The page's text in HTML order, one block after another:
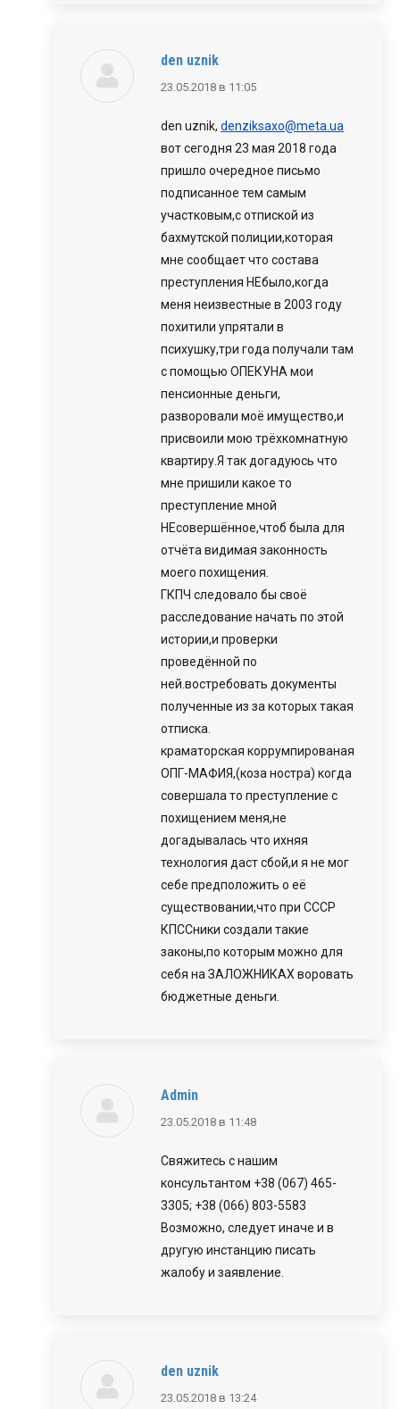
den uznik
говорит:
23.05.2018 в 11:05
den uznik, denziksaxo@meta.ua
вот сегодня 23 мая 2018 года
пришло очередное письмо
подписанное тем самым
участковым,с отпиской из
бахмутской полиции,которая
мне сообщает что состава
преступления НЕбыло,когда
меня неизвестные в 2003 году
похитили упрятали в
психушку,три года получали там
с помощью ОПЕКУНА мои
пенсионные деньги,
разворовали моё имущество,и
присвоили мою трёхкомнатную
квартиру.Я так догадуюсь что
мне пришили какое то
преступление мной
НЕсовершённое,чтоб была для
отчёта видимая законность
моего похищения.
ГКПЧ следовало бы своё
расследование начать по этой
истории,и проверки
проведённой по
ней.востребовать документы
полученные из за которых такая
отписка.
краматорская коррумпированая
ОПГ-МАФИЯ,(коза ностра) когда
совершала то преступление с
похищением меня,не
догадывалась что ихняя
технология даст сбой,и я не мог
себе предположить о её
существовании,что при СССР
КПССники создали такие
законы,по которым можно для
себя на ЗАЛОЖНИКАХ воровать
бюджетные деньги.
Admin
говорит:
23.05.2018 в 11:48
Свяжитесь с нашим
консультантом +38 (067) 465-
3305; +38 (066) 803-5583
Возможно, следует иначе и в
другую инстанцию писать
жалобу и заявление.
den uznik
говорит:
23.05.2018 в 13:24